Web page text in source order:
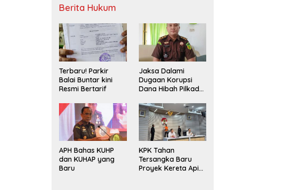
Berita Hukum
Terbaru! Parkir
Balai Buntar kini
Resmi Bertarif
Jaksa Dalami
Dugaan Korupsi
Dana Hibah Pilkada
Kaur
APH Bahas KUHP
dan KUHAP yang
Baru
KPK Tahan
Tersangka Baru
Proyek Kereta Api